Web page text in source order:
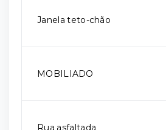
Janela teto-chão
MOBILIADO
Rua asfaltada